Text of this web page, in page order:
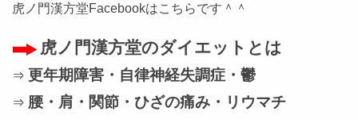
虎ノ門漢方堂Facebookはこちらです＾＾
虎ノ門漢方堂のダイエットとは
⇒ 更年期障害・自律神経失調症・鬱
⇒ 腰・肩・関節・ひざの痛み・リウマチ